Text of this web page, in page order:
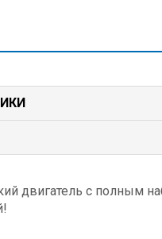
двигатель с полным